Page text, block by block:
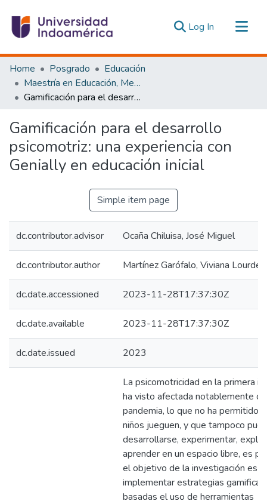
Log In (current)
Communities & Collections
All of DSpace
Statistics
Estadísticas Externas
Home Posgrado
Educación
Maestría en Educación, Mención Pedagogía en Entornos Digitales
Gamificación para el desarrollo psicomotriz: una experiencia con Genially en educación inicial
Gamificación para el desarrollo
psicomotriz: una experiencia con
Genially en educación inicial
Simple item page
dc.contributor.advisor Ocaña Chiluisa, José Miguel
dc.contributor.author Martínez Garófalo, Viviana Lourdes
dc.date.accessioned 2023-11-28T17:37:30Z
dc.date.available 2023-11-28T17:37:30Z
dc.date.issued 2023
La psicomotricidad en la primera
ha visto afectada notablemente
pandemia, lo que no ha permitido
niños jueguen, y que tampoco
desarrollarse, experimentar,
aprender en un espacio libre, es
el objetivo de la investigación es
implementar estrategias
basadas el uso de herramientas